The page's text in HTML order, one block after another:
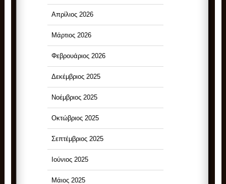
Απρίλιος 2026
Μάρτιος 2026
Φεβρουάριος 2026
Δεκέμβριος 2025
Νοέμβριος 2025
Οκτώβριος 2025
Σεπτέμβριος 2025
Ιούνιος 2025
Μάιος 2025